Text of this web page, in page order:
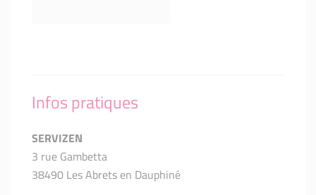
Infos pratiques
SERVIZEN
3 rue Gambetta
38490 Les Abrets en Dauphiné